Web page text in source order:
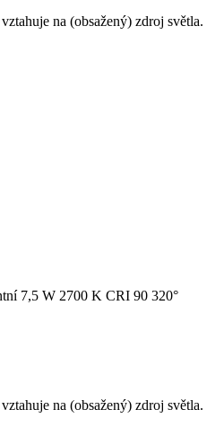
na (obsažený) zdroj světla.
7,5 W 2700 K CRI 90 320°
na (obsažený) zdroj světla.